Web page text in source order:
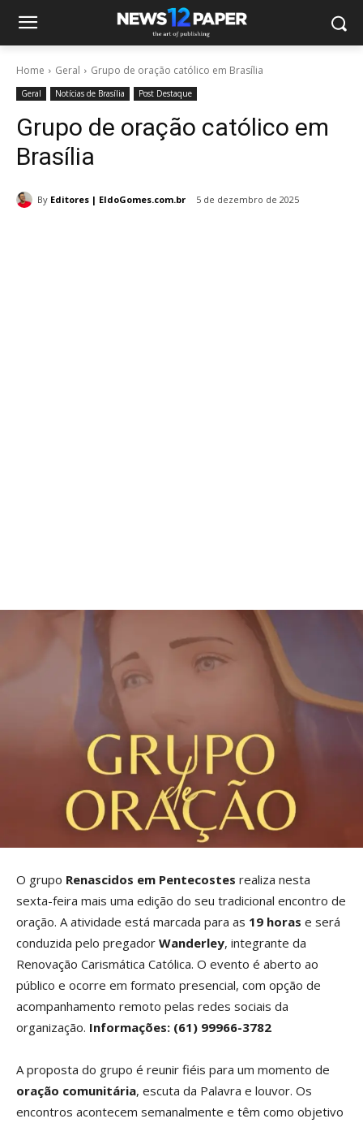
Home Geral Grupo de oração católico em Brasília
Geral Notícias de Brasília Post Destaque
Grupo de oração católico em
Brasília
By Editores | EldoGomes.com.br 5 de dezembro de 2025
O grupo Renascidos em Pentecostes realiza nesta
sexta-feira mais uma edição do seu tradicional encontro de
oração. A atividade está marcada para as 19 horas e será
conduzida pelo pregador Wanderley, integrante da
Renovação Carismática Católica. O evento é aberto ao
público e ocorre em formato presencial, com opção de
acompanhamento remoto pelas redes sociais da
organização. Informações: (61) 99966-3782
A proposta do grupo é reunir fiéis para um momento de
oração comunitária, escuta da Palavra e louvor. Os
encontros acontecem semanalmente e têm como objetivo